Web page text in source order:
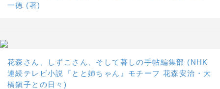
一徳 (著)
花森さん、しずこさん、そして暮しの手帖編集部 (NHK
連続テレビ小説『とと姉ちゃん』モチーフ 花森安治・大
橋鎭子との日々)